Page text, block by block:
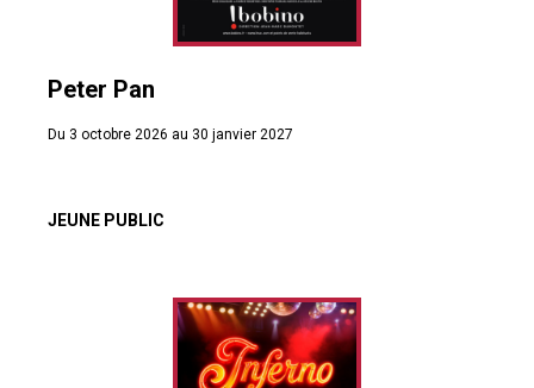
Peter Pan
Du 3 octobre 2026 au 30 janvier 2027
JEUNE PUBLIC